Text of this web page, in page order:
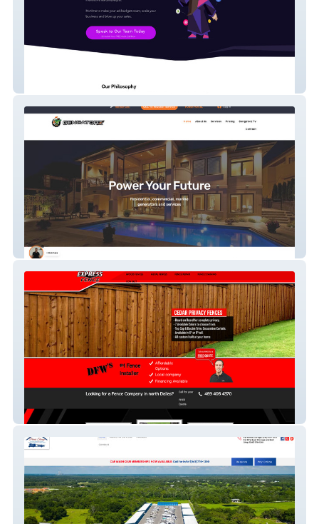
GENGATORZ
Express Fence